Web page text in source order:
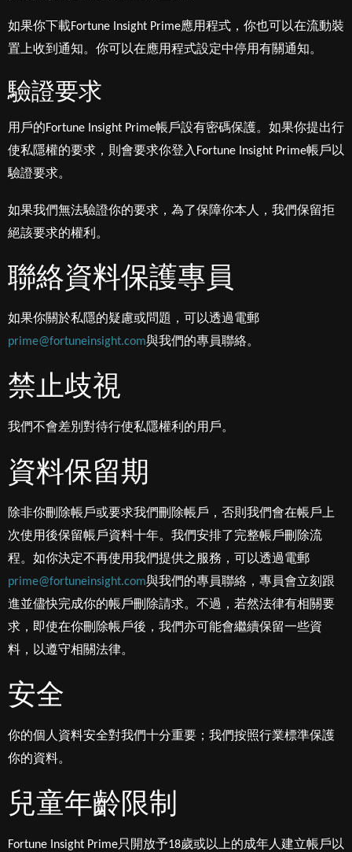
如果你下載Fortune Insight Prime應用程式，你也可以在流動裝
置上收到通知。你可以在應用程式設定中停用有關通知。
驗證要求
用戶的Fortune Insight Prime帳戶設有密碼保護。如果你提出行
使私隱權的要求，則會要求你登入Fortune Insight Prime帳戶以
驗證要求。
如果我們無法驗證你的要求，為了保障你本人，我們保留拒
絕該要求的權利。
聯絡資料保護專員
如果你關於私隱的疑慮或問題，可以透過電郵
prime@fortuneinsight.com與我們的專員聯絡。
禁止歧視
我們不會差別對待行使私隱權利的用戶。
資料保留期
除非你刪除帳戶或要求我們刪除帳戶，否則我們會在帳戶上
次使用後保留帳戶資料十年。我們安排了完整帳戶刪除流
程。如你決定不再使用我們提供之服務，可以透過電郵
prime@fortuneinsight.com與我們的專員聯絡，專員會立刻跟
進並儘快完成你的帳戶刪除請求。不過，若然法律有相關要
求，即使在你刪除帳戶後，我們亦可能會繼續保留一些資
料，以遵守相關法律。
安全
你的個人資料安全對我們十分重要；我們按照行業標準保護
你的資料。
兒童年齡限制
Fortune Insight Prime只開放予18歲或以上的成年人建立帳戶以